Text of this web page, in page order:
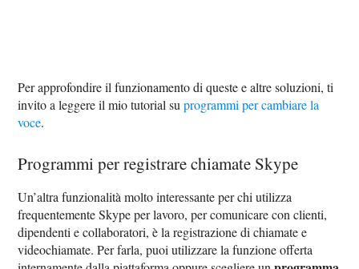
Per approfondire il funzionamento di queste e altre soluzioni, ti
invito a leggere il mio tutorial suprogrammi per cambiare la
voce.
Programmi per registrare chiamate Skype
Un’altra funzionalità molto interessante per chi utilizza
frequentemente Skype per lavoro, per comunicare con clienti,
dipendenti e collaboratori, è la registrazione di chiamate e
videochiamate. Per farla, puoi utilizzare la funzione offerta